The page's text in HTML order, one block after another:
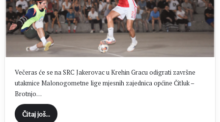
Večeras će se na SRC Jakerovac u Krehin Gracu odigrati završne
utakmice Malonogometne lige mjesnih zajednica općine Čitluk –
Brotnjo…
Čitaj još...